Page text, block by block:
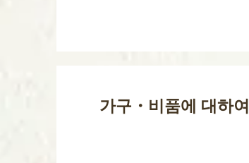
가구・비품에 대하여